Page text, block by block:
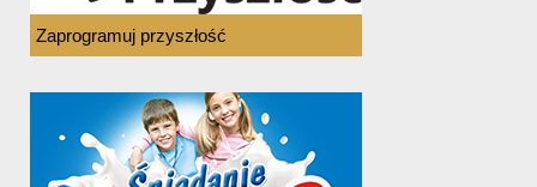
Zaprogramuj przyszłość